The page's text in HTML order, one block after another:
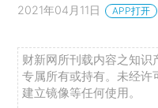
2021年04月11日 APP打开
财新网所刊载内容之知识
专属所有或持有。未经许
建立镜像等任何使用。